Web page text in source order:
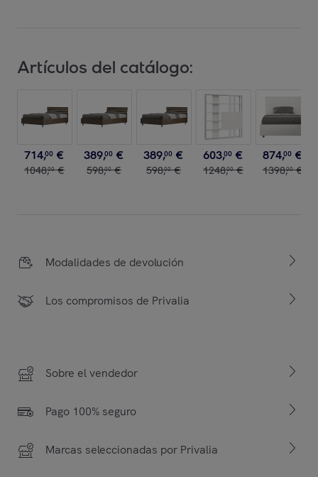
Artículos del catálogo:
714,00 €
1048,00 €
389,00 €
598,00 €
389,00 €
598,00 €
603,00 €
1248,00 €
874,00 €
1398,00 €
Modalidades de devolución
Los compromisos de Privalia
Sobre el vendedor
Pago 100% seguro
Marcas seleccionadas por Privalia